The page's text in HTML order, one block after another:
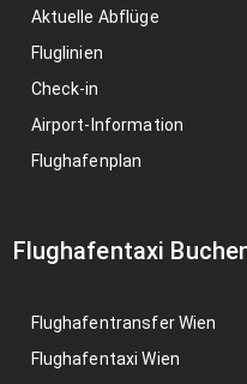
Aktuelle Abflüge
Fluglinien
Check-in
Airport-Information
Flughafenplan
Flughafentaxi
Flughafentransfer Wien
Flughafentaxi Wien